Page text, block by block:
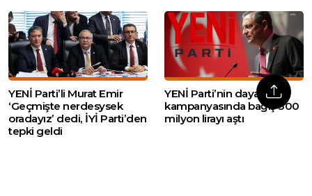
YENİ Parti’li Murat Emir
‘Geçmişte nerdesysek
oradayız’ dedi, İYİ Parti’den
tepki geldi
YENİ Parti’nin dayanışma
kampanyasında bağış 300
milyon lirayı aştı